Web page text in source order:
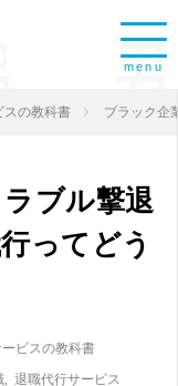
menu
スの教科書 ブラック企
ブル撃退
ってどう
ビスの教科書
退職代行サービス